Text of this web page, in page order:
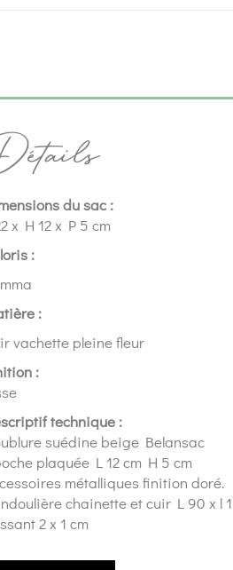
du sac :
x H 12 x P 5 cm
:
:
vachette pleine fleur
:
technique :
suédine beige Belansac
plaquée L 12 cm H 5 cm
métalliques finition doré.
chainette et cuir L 90 x l
2 x 1 cm